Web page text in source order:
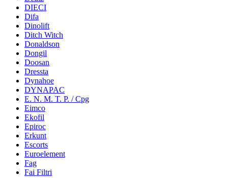
DIECI
Difa
Dinolift
Ditch Witch
Donaldson
Dongil
Doosan
Dressta
Dynahoe
DYNAPAC
E. N. M. T. P. / Cpg
Eimco
Ekofil
Epiroc
Erkunt
Escorts
Euroelement
Fag
Fai Filtri